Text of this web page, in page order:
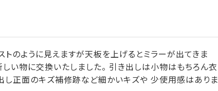
のように見えますが天板を上げるとミラーが出てきま
い物に交換いたしました。 引き出しは小物はもちろん衣
し正面のキズ補修跡など細かいキズや 少使用感はありま